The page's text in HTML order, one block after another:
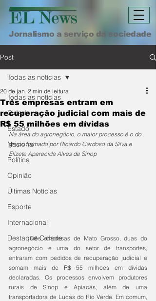
Jornalismo a serviço da sociedade
Post
Todas as notícias
Cidade
Estado
Nacional
Política
Opinião
Últimas Notícias
Esporte
Internacional
Destaque Cidade
Todas as notícias
Três empresas entram em
recuperação judicial com mais de
R$ 55 milhões em dívidas
20 de jan. 2 min de leitura
Na área do agronegócio, o maior processo é o do
grupo formado por Ricardo Cardoso da Silva e
Elizete Aparecida Alves de Sinop
	Três empresas de Mato Grosso, duas do
agronegócio e uma do setor de transportes,
entraram com pedidos de recuperação judicial e
somam mais de R$ 55 milhões em dívidas
declaradas. Os processos envolvem produtores
rurais de Sinop e Apiacás, além de uma
transportadora de Lucas do Rio Verde. Em comum,